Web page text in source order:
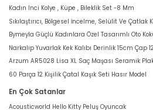
Kadın Inci Kolye , Küpe , Bileklik Set -8 Mm
Sıkılaştırıcı, Bölgesel İncelme, Selülit Ve Çatlak
Bymeyla Güçlü Kadınlara Özel Tasarımlı Oto
Narkalıp Yuvarlak Kek Kalıbı Derinlik 15cm Çap
Arzum AR5028 Lisa XL Saç Maşası Seramik
60 Parça 12 Kişilik Çatal Kaşık Seti Hasır Model
En Çok Satanlar
Acousticworld Hello Kitty Peluş Oyuncak